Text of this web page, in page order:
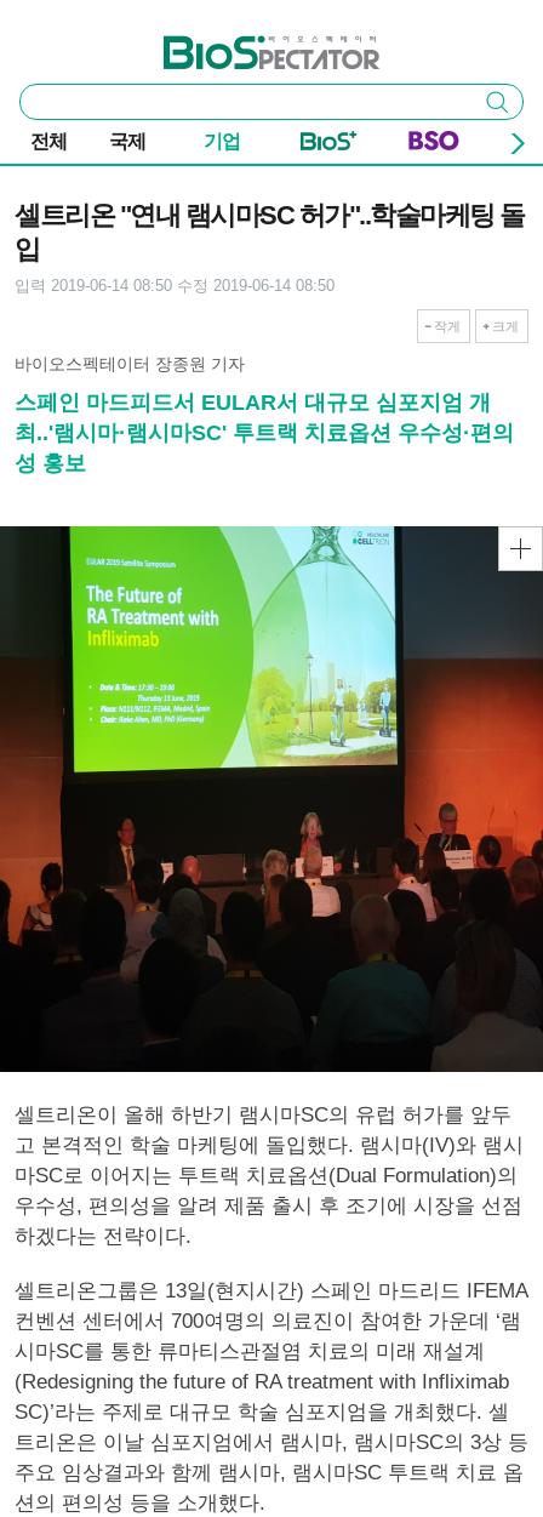
바이오스펙테이터
통
합
검
색
검색
전체 국제 기업
셀트리온 "연내 램시마SC 허가"..학술마케팅 돌
입
입력 2019-06-14 08:50 수정 2019-06-14 08:50
작게 크게
바이오스펙테이터 장종원 기자
스페인 마드피드서 EULAR서 대규모 심포지엄 개
최..'램시마·램시마SC' 투트랙 치료옵션 우수성·편의
성 홍보
셀트리온이 올해 하반기 램시마SC의 유럽 허가를 앞두
고 본격적인 학술 마케팅에 돌입했다. 램시마(IV)와 램시
마SC로 이어지는 투트랙 치료옵션(Dual Formulation)의
우수성, 편의성을 알려 제품 출시 후 조기에 시장을 선점
하겠다는 전략이다.
셀트리온그룹은 13일(현지시간) 스페인 마드리드 IFEMA
컨벤션 센터에서 700여명의 의료진이 참여한 가운데 ‘램
시마SC를 통한 류마티스관절염 치료의 미래 재설계
(Redesigning the future of RA treatment with Infliximab
SC)’라는 주제로 대규모 학술 심포지엄을 개최했다. 셀
트리온은 이날 심포지엄에서 램시마, 램시마SC의 3상 등
주요 임상결과와 함께 램시마, 램시마SC 투트랙 치료 옵
션의 편의성 등을 소개했다.